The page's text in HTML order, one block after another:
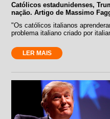
Católicos estadunidenses,
nação. Artigo de Massimo
"Os católicos italianos
problema italiano criado por
LER MAIS